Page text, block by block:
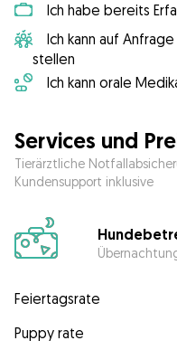
Ich habe bereits
Ich kann auf
stellen
Ich kann orale
Services und
Tierärztliche
Kundensupport inklusive
Feiertagsrate
Puppy rate